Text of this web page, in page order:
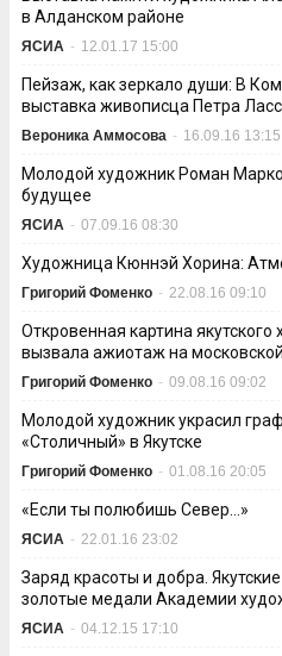
в Алданском районе
ЯСИА - 12.01.17 15:00
Пейзаж, как зеркало души: В
выставка живописца Петра
Вероника Аммосова - 16.09.16 13:15
Молодой художник Роман
будущее
ЯСИА - 07.09.16 08:30
Художница Кюннэй Хорина:
Григорий Фоменко - 22.08.16 09:10
Откровенная картина
вызвала ажиотаж на
Григорий Фоменко - 09.08.16 09:02
Молодой художник украсил
«Столичный» в Якутске
Григорий Фоменко - 01.08.16 20:05
«Если ты полюбишь Север…»
ЯСИА - 22.01.16 23:02
Заряд красоты и добра.
золотые медали Академии
ЯСИА - 04.12.15 17:10